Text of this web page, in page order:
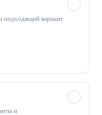
подходящий вариант
и